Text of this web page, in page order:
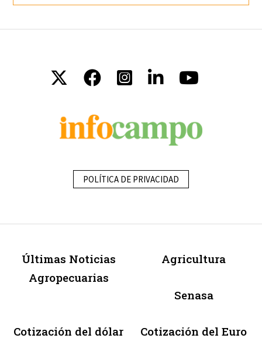
POLÍTICA DE PRIVACIDAD
Últimas Noticias
Agropecuarias
Agricultura
Senasa
Cotización del dólar Cotización del Euro